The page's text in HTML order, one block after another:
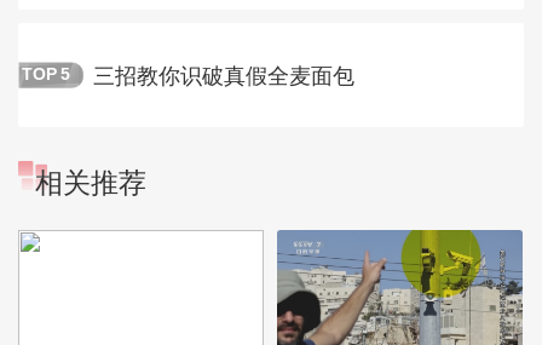
TOP 5 三招教你识破真假全麦面包
相关推荐